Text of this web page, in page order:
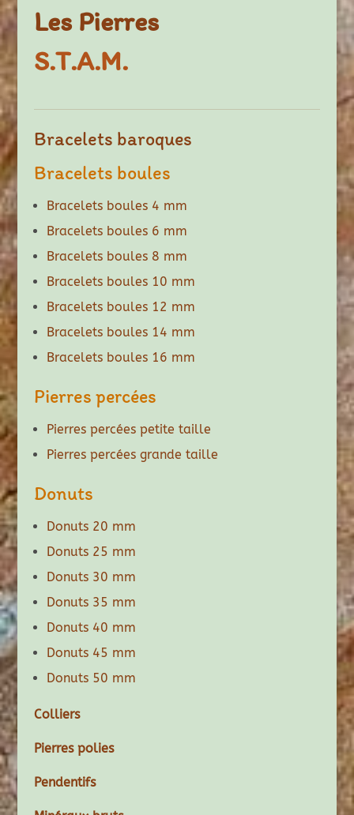
Les Pierres
S.T.A.M.
Bracelets baroques
Bracelets boules
Bracelets boules 4 mm
Bracelets boules 6 mm
Bracelets boules 8 mm
Bracelets boules 10 mm
Bracelets boules 12 mm
Bracelets boules 14 mm
Bracelets boules 16 mm
Pierres percées
Pierres percées petite taille
Pierres percées grande taille
Donuts
Donuts 20 mm
Donuts 25 mm
Donuts 30 mm
Donuts 35 mm
Donuts 40 mm
Donuts 45 mm
Donuts 50 mm
Colliers
Pierres polies
Pendentifs